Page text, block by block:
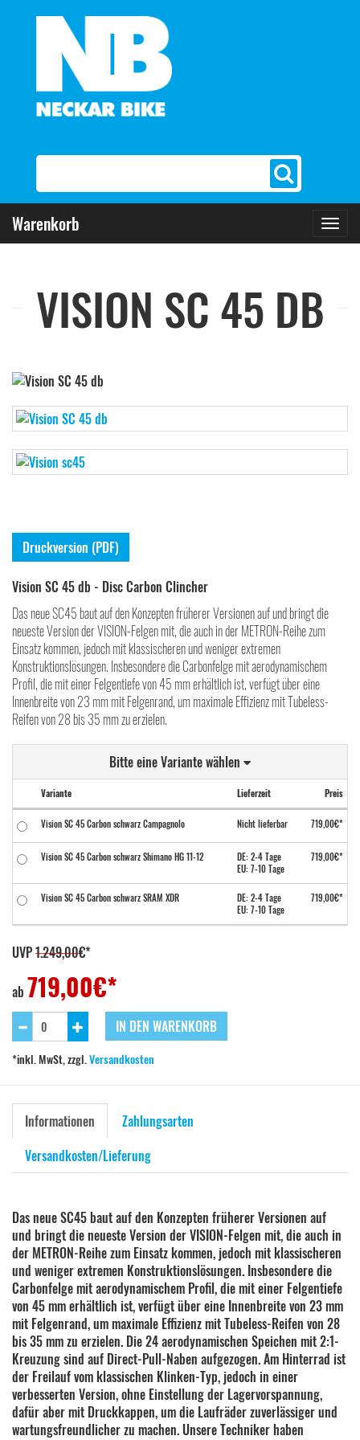
Warenkorb
VISION SC 45 DB
Druckversion (PDF)
Vision SC 45 db - Disc Carbon Clincher
Das neue SC45 baut auf den Konzepten früherer Versionen auf und bringt die
neueste Version der VISION-Felgen mit, die auch in der METRON-Reihe zum
Einsatz kommen, jedoch mit klassischeren und weniger extremen
Konstruktionslösungen. Insbesondere die Carbonfelge mit aerodynamischem
Profil, die mit einer Felgentiefe von 45 mm erhältlich ist, verfügt über eine
Innenbreite von 23 mm mit Felgenrand, um maximale Effizienz mit Tubeless-
Reifen von 28 bis 35 mm zu erzielen.
Bitte eine Variante wählen
Variante Lieferzeit Preis
Vision SC 45 Carbon schwarz Campagnolo Nicht lieferbar 719,00€*
Vision SC 45 Carbon schwarz Shimano HG 11-12
DE: 2-4 Tage
EU: 7-10 Tage
719,00€*
Vision SC 45 Carbon schwarz SRAM XDR
DE: 2-4 Tage
EU: 7-10 Tage
719,00€*
UVP1.249,00€*
ab 719,00€*
IN DEN WARENKORB
*inkl. MwSt, zzgl.Versandkosten
Informationen
Zahlungsarten
Versandkosten/Lieferung
Das neue SC45 baut auf den Konzepten früherer Versionen auf
und bringt die neueste Version der VISION-Felgen mit, die auch in
der METRON-Reihe zum Einsatz kommen, jedoch mit klassischeren
und weniger extremen Konstruktionslösungen. Insbesondere die
Carbonfelge mit aerodynamischem Profil, die mit einer Felgentiefe
von 45 mm erhältlich ist, verfügt über eine Innenbreite von 23 mm
mit Felgenrand, um maximale Effizienz mit Tubeless-Reifen von 28
bis 35 mm zu erzielen. Die 24 aerodynamischen Speichen mit 2:1-
Kreuzung sind auf Direct-Pull-Naben aufgezogen. Am Hinterrad ist
der Freilauf vom klassischen Klinken-Typ, jedoch in einer
verbesserten Version, ohne Einstellung der Lagervorspannung,
dafür aber mit Druckkappen, um die Laufräder zuverlässiger und
wartungsfreundlicher zu machen. Unsere Techniker haben